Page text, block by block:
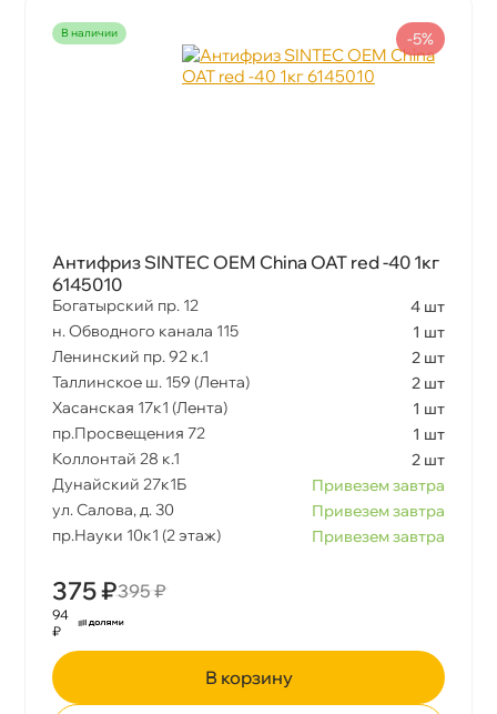
наличии
Антифриз SINTEC OEM China OAT red -40 1к
6145010
Богатырский пр. 12
4 шт
н. Обводного канала 115
1 шт
Ленинский пр. 92 к.1
2 шт
Таллинское ш. 159 (Лента)
2 шт
Хасанская 17к1 (Лента)
1 шт
пр.Просвещения 72
1 шт
Коллонтай 28 к.1
2 шт
Дунайский 27к1Б
Привезем завтра
ул. Салова, д. 30
Привезем завтра
пр.Науки 10к1 (2 этаж)
Привезем завтра
375 ₽395 ₽
-5%
94
₽
корзину